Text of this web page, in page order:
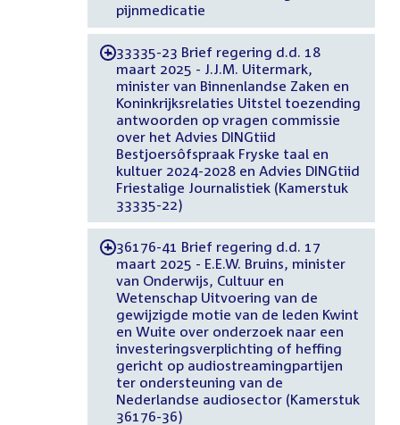
pijnmedicatie
-33335-23 Brief regering d.d. 18
maart 2025 - J.J.M. Uitermark,
minister van Binnenlandse Zaken en
Koninkrijksrelaties Uitstel toezending
antwoorden op vragen commissie
over het Advies DINGtiid
Bestjoersôfspraak Fryske taal en
kultuer 2024-2028 en Advies DINGtiid
Friestalige Journalistiek (Kamerstuk
33335-22)
-36176-41 Brief regering d.d. 17
maart 2025 - E.E.W. Bruins, minister
van Onderwijs, Cultuur en
Wetenschap Uitvoering van de
gewijzigde motie van de leden Kwint
en Wuite over onderzoek naar een
investeringsverplichting of heffing
gericht op audiostreamingpartijen
ter ondersteuning van de
Nederlandse audiosector (Kamerstuk
36176-36)